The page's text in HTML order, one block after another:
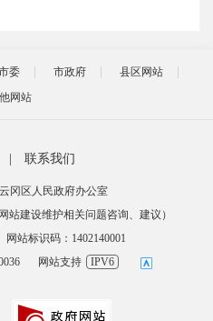
委 市政府
县区网站
网站
联系我们
冈区人民政府办公室
站建设维护相关问题咨询、建议）
网站标识码：1402140001
网站支持 IPV6